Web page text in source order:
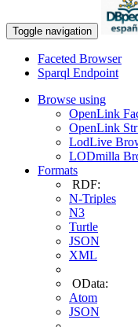
Toggle navigation
Faceted Browser
Sparql Endpoint
Browse using
OpenLink
OpenLink
LodLive
LODmilla
Formats
RDF:
N-Triples
N3
Turtle
JSON
XML
OData:
Atom
JSON